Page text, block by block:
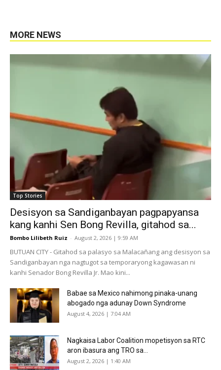
MORE NEWS
Top Stories
Desisyon sa Sandiganbayan pagpapyansa
kang kanhi Sen Bong Revilla, gitahod sa...
Bombo Lilibeth Ruiz - August 2, 2026 | 9:59 AM
BUTUAN CITY - Gitahod sa palasyo sa Malacañang ang desisyon sa
Sandiganbayan nga nagtugot sa temporaryong kagawasan ni
kanhi Senador Bong Revilla Jr. Mao kini...
Babae sa Mexico nahimong pinaka-unang
abogado nga adunay Down Syndrome
August 4, 2026 | 7:04 AM
Nagkaisa Labor Coalition mopetisyon sa RTC
aron ibasura ang TRO sa...
August 2, 2026 | 1:40 AM